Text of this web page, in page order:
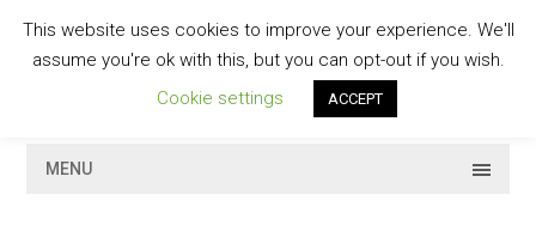
contentGESCHMACKVOLL
MENU
This website uses cookies to improve your experience. We'll
assume you're ok with this, but you can opt-out if you wish.
Cookie settings
ACCEPT